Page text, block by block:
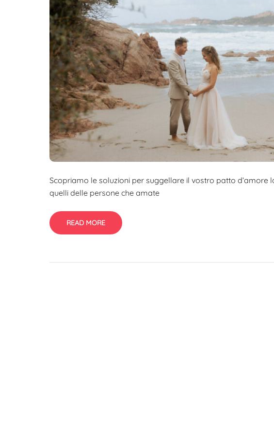
Scopriamo le soluzioni per suggellare il vostro patto d’amore
quelli delle persone che amate
READ MORE